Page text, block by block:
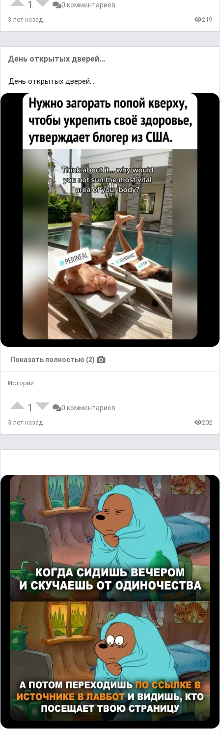
1 0 комментариев
3 лет назад 219
День открытых дверей...
День открытых дверей...
Показать полностью (2)
Истории
1 0 комментариев
3 лет назад 202